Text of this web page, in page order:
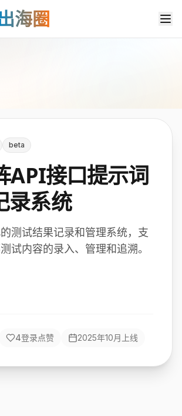
海圈
beta
API接口提示词
录系统
测试结果记录和管理系统，支
试内容的录入、管理和追溯。
4登录点赞 2025年10月 上线